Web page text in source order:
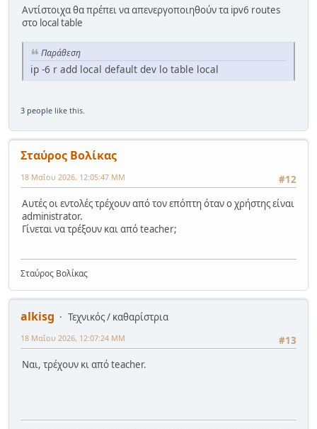
Αντίστοιχα θα πρέπει να απενεργοποιηθούν τα ipv6 routes
στο local table
Παράθεση
ip -6 r add local default dev lo table local
3 people like this.
Σταύρος Βολίκας
#12
18 Μαΐου 2026, 12:05:47 ΜΜ
Αυτές οι εντολές τρέχουν από τον επόπτη όταν ο χρήστης είναι
administrator.
Γίνεται να τρέξουν και από teacher;
Σταύρος Βολίκας
alkisg
Τεχνικός / καθαρίστρια
#13
18 Μαΐου 2026, 12:07:24 ΜΜ
Ναι, τρέχουν κι από teacher.